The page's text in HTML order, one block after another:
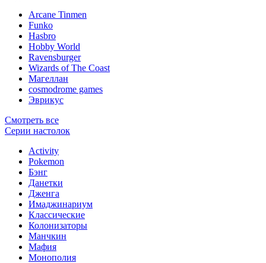
Arcane Tinmen
Funko
Hasbro
Hobby World
Ravensburger
Wizards of The Coast
Магеллан
сosmodrome games
Эврикус
Смотреть все
Серии настолок
Activity
Pokemon
Бэнг
Данетки
Дженга
Имаджинариум
Классические
Колонизаторы
Манчкин
Мафия
Монополия